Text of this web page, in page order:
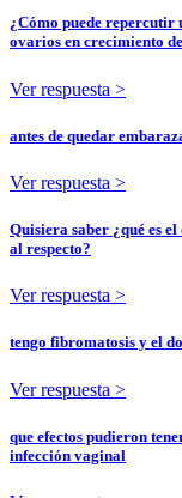
¿Cómo puede repercutir
ovarios en crecimiento
Ver respuesta >
antes de quedar
Ver respuesta >
Quisiera saber ¿qué es
al respecto?
Ver respuesta >
tengo fibromatosis y el
Ver respuesta >
que efectos pudieron
infección vaginal